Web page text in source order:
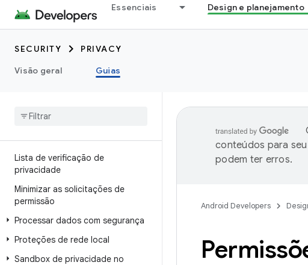
Essenciais Design e planejamento
SECURITY
PRIVACY
Visão geral
Guias
Lista de verificação de
privacidade
Minimizar as solicitações de
permissão
Processar dados com segurança
Proteções de rede local
Sandbox de privacidade no
conteúdos para
podem ter erros.
Android Developers